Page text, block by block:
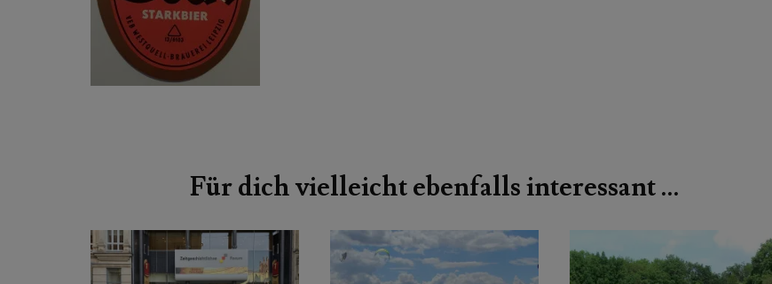
Für dich vielleicht ebenfalls interessant …